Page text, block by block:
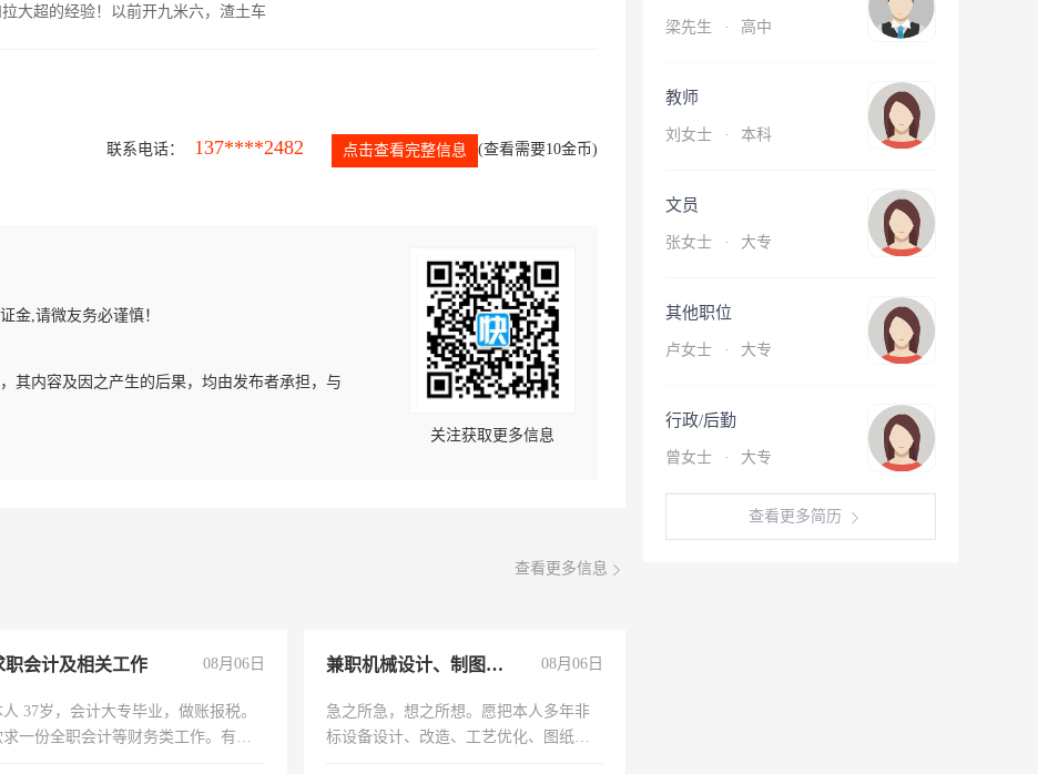
大超的经验！以前开九米六，渣土车
联系电话： 137****2482 点击查看完整信息 (查看需要10金币)
金,请微友务必谨慎！
其内容及因之产生的后果，均由发布者承担，与
关注获取更多信息
查看更多信息
职会计及相关工作 08月06日
人 37岁，会计大专毕业，做账报税。
求一份全职会计等财务类工作。有会
兼职机械设计、制图、设备改造 08月06日
急之所急，想之所想。愿把本人多年非
标设备设计、改造、工艺优化、图纸制
梁先生 · 高中
教师
刘女士 · 本科
文员
张女士 · 大专
其他职位
卢女士 · 大专
行政/后勤
曾女士 · 大专
查看更多简历